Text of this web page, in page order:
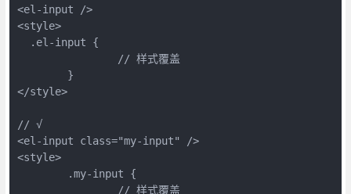
<el-input />
<style>
  .el-input {
</style>
// √
<el-input class="my-input" />
<style>